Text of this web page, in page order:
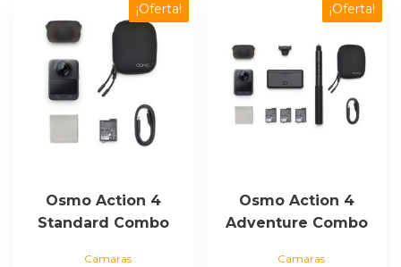
¡Oferta!
Osmo Action 4
Standard Combo
Camaras
¡Oferta!
Osmo Action 4
Adventure Combo
Camaras